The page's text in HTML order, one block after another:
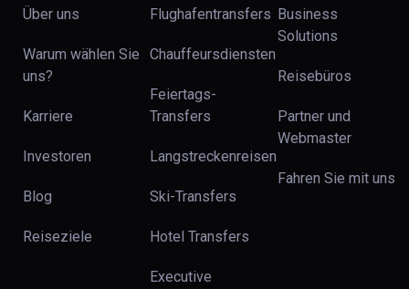
Über uns
Warum wählen Sie
uns?
Karriere
Investoren
Blog
Reiseziele
Flughafentransfers
Chauffeursdiensten
Feiertags-
Transfers
Langstreckenreisen
Ski-Transfers
Hotel Transfers
Executive
Business
Solutions
Reisebüros
Partner und
Webmaster
Fahren Sie mit uns